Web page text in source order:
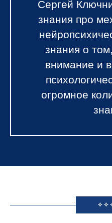
Сергей
знания про
знания о
внимание и
огромное